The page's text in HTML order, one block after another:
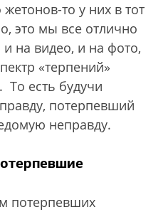
то у них в тот
это мы все отлично
на видео, и на фото,
«терпений»
То есть будучи
потерпевший
неправду.
потерпевших